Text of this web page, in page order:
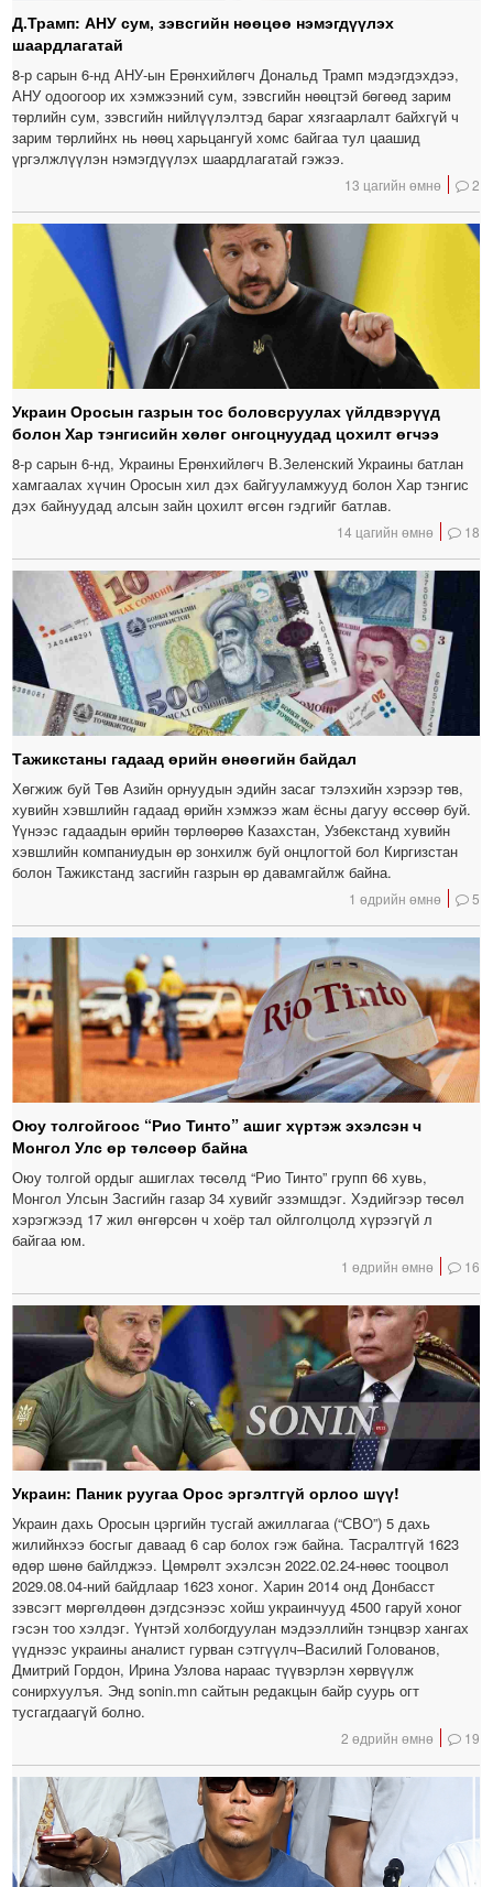
Д.Трамп: АНУ сум, зэвсгийн нөөцөө нэмэгдүүлэх
шаардлагатай
8-р сарын 6-нд АНУ-ын Ерөнхийлөгч Дональд Трамп мэдэгдэхдээ,
АНУ одоогоор их хэмжээний сум, зэвсгийн нөөцтэй бөгөөд зарим
төрлийн сум, зэвсгийн нийлүүлэлтэд бараг хязгаарлалт байхгүй ч
зарим төрлийнх нь нөөц харьцангуй хомс байгаа тул цаашид
үргэлжлүүлэн нэмэгдүүлэх шаардлагатай гэжээ.
13 цагийн өмнө 2
Украин Оросын газрын тос боловсруулах үйлдвэрүүд
болон Хар тэнгисийн хөлөг онгоцнуудад цохилт өгчээ
8-р сарын 6-нд, Украины Ерөнхийлөгч В.Зеленский Украины батлан ​​
хамгаалах хүчин Оросын хил дэх байгууламжууд болон Хар тэнгис
дэх байнуудад алсын зайн цохилт өгсөн гэдгийг батлав.
14 цагийн өмнө 18
Тажикстаны гадаад өрийн өнөөгийн байдал
Хөгжиж буй Төв Азийн орнуудын эдийн засаг тэлэхийн хэрээр төв,
хувийн хэвшлийн гадаад өрийн хэмжээ жам ёсны дагуу өссөөр буй.
Үүнээс гадаадын өрийн төрлөөрөө Казахстан, Узбекстанд хувийн
хэвшлийн компаниудын өр зонхилж буй онцлогтой бол Киргизстан
болон Тажикстанд засгийн газрын өр давамгайлж байна.
1 өдрийн өмнө 5
Оюу толгойгоос “Рио Тинто” ашиг хүртэж эхэлсэн ч
Монгол Улс өр төлсөөр байна
Оюу толгой ордыг ашиглах төсөлд “Рио Тинто” групп 66 хувь,
Монгол Улсын Засгийн газар 34 хувийг эзэмшдэг. Хэдийгээр төсөл
хэрэгжээд 17 жил өнгөрсөн ч хоёр тал ойлголцолд хүрээгүй л
байгаа юм.
1 өдрийн өмнө 16
Украин: Паник руугаа Орос эргэлтгүй орлоо шүү!
Украин дахь Оросын цэргийн тусгай ажиллагаа (“СВО”) 5 дахь
жилийнхээ босгыг даваад 6 сар болох гэж байна. Тасралтгүй 1623
өдөр шөнө байлджээ. Цөмрөлт эхэлсэн 2022.02.24-нөөс тооцвол
2029.08.04-ний байдлаар 1623 хоног. Харин 2014 онд Донбасст
зэвсэгт мөргөлдөөн дэгдсэнээс хойш украинчууд 4500 гаруй хоног
гэсэн тоо хэлдэг. Үүнтэй холбогдуулан мэдээллийн тэнцвэр хангах
үүднээс украины аналист гурван сэтгүүлч–Василий Голованов,
Дмитрий Гордон, Ирина Узлова нараас түүвэрлэн хөрвүүлж
сонирхуулъя. Энд sonin.mn сайтын редакцын байр суурь огт
тусгагдаагүй болно.
2 өдрийн өмнө 19